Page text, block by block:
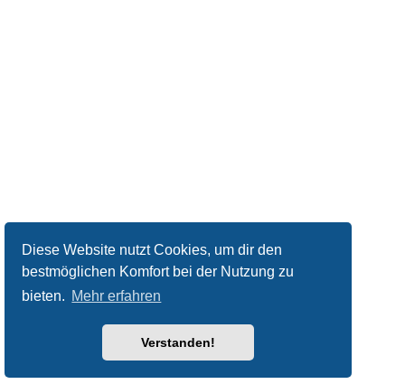
Diese Website nutzt Cookies, um dir den
bestmöglichen Komfort bei der Nutzung zu
bieten. Mehr erfahren
Verstanden!